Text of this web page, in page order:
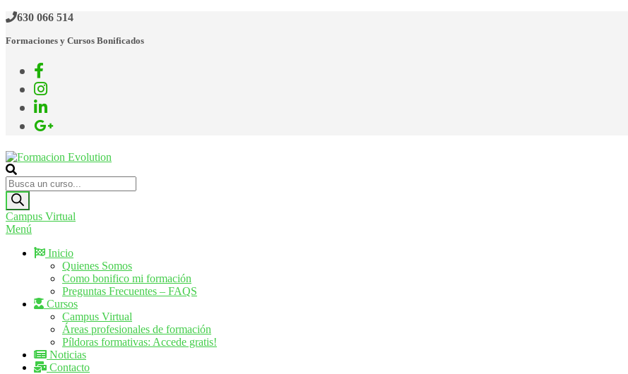
Saltar
contenido
630 066 514
Formaciones y Cursos Bonificados
Formacion Evolution
Cursos de formación continua
Búsqueda
de
productos
Campus Virtual
Menú
Inicio
Quienes Somos
Como bonifico mi formación
Preguntas Frecuentes – FAQS
Cursos
Campus Virtual
Áreas profesionales de formación
Píldoras formativas: Accede gratis!
Noticias
Contacto